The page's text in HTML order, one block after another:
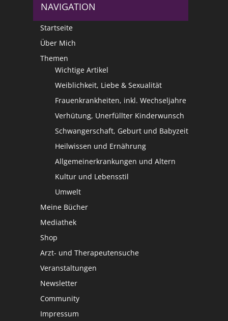
NAVIGATION
Startseite
Über Mich
Themen
Wichtige Artikel
Weiblichkeit, Liebe & Sexualität
Frauenkrankheiten, inkl. Wechseljahre
Verhütung, Unerfüllter Kinderwunsch
Schwangerschaft, Geburt und Babyzeit
Heilwissen und Ernährung
Allgemeinerkrankungen und Altern
Kultur und Lebensstil
Umwelt
Meine Bücher
Mediathek
Shop
Arzt- und Therapeutensuche
Veranstaltungen
Newsletter
Community
Impressum